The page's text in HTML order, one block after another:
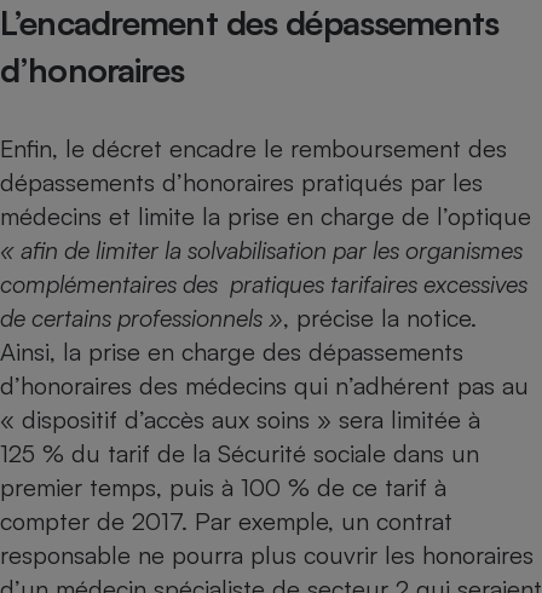
L’encadrement des dépassements
d’honoraires
Enfin, le décret encadre le remboursement des
dépassements d’honoraires pratiqués par les
médecins et limite la prise en charge de l’optique
« afin de limiter la solvabilisation par les organismes
complémentaires des pratiques tarifaires excessives
de certains professionnels », précise la notice.
Ainsi, la prise en charge des dépassements
d’honoraires des médecins qui n’adhérent pas au
« dispositif d’accès aux soins » sera limitée à
125 % du tarif de la Sécurité sociale dans un
premier temps, puis à 100 % de ce tarif à
compter de 2017. Par exemple, un contrat
responsable ne pourra plus couvrir les honoraires
Ventilateur
Cafetière à expressos
Robot ménager